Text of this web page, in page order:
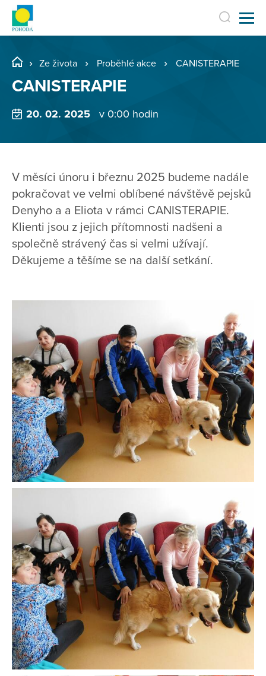
Ze života Proběhlé akce CANISTERAPIE
CANISTERAPIE
20. 02. 2025 v 0:00 hodin
V měsíci únoru i březnu 2025 budeme nadále
pokračovat ve velmi oblíbené návštěvě pejsků
Denyho a a Eliota v rámci CANISTERAPIE.
Klienti jsou z jejich přítomnosti nadšeni a
společně strávený čas si velmi užívají.
Děkujeme a těšíme se na další setkání.